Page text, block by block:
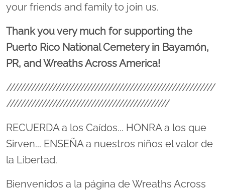
your friends and family to join us.
Thank you very much for supporting the
Puerto Rico National Cemetery in Bayamón,
PR, and Wreaths Across America!
///////////////////////////////////////////////////////////
//////////////////////////////////////////////
RECUERDA a los Caídos... HONRA a los que
Sirven... ENSEÑA a nuestros niños el valor de
la Libertad.
Bienvenidos a la página de Wreaths Across